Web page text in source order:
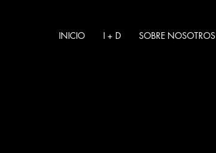
INICIO I + D SOBRE NOSOTROS